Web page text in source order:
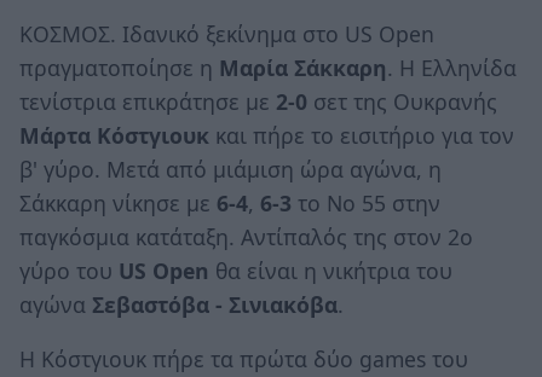
ΚΟΣΜΟΣ. Ιδανικό ξεκίνημα στο US Open
πραγματοποίησε η Μαρία Σάκκαρη. Η Ελληνίδα
τενίστρια επικράτησε με 2-0 σετ της Ουκρανής
Μάρτα Κόστγιουκ και πήρε το εισιτήριο για τον
β' γύρο. Μετά από μιάμιση ώρα αγώνα, η
Σάκκαρη νίκησε με 6-4, 6-3 το Νο 55 στην
παγκόσμια κατάταξη. Αντίπαλός της στον 2ο
γύρο του US Open θα είναι η νικήτρια του
αγώνα Σεβαστόβα - Σινιακόβα.
H Κόστγιουκ πήρε τα πρώτα δύο games του